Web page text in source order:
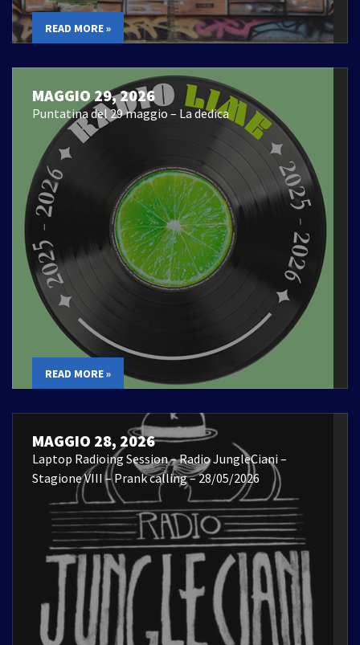
READ MORE »
MAGGIO 29, 2026
Puntatina del 29 maggio – La dedica
READ MORE »
MAGGIO 28, 2026
Laptop Radioing Session – Radio JungleCiani –
Stagione VIII – Prank calling – 28/05/2026